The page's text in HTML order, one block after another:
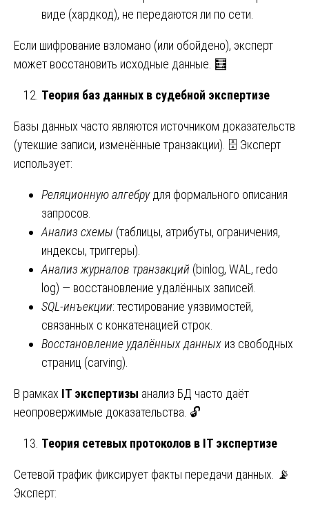
виде (хардкод), не передаются ли по сети.
Если шифрование взломано (или обойдено), эксперт
может восстановить исходные данные. 🧮
Теория баз данных в судебной экспертизе
Базы данных часто являются источником доказательств
(утекшие записи, изменённые транзакции). 🗄️ Эксперт
использует:
Реляционную алгебрудля формального описания
запросов.
Анализ схемы (таблицы, атрибуты, ограничения,
индексы, триггеры).
Анализ журналов транзакций (binlog, WAL, redo
log) — восстановление удалённых записей.
SQL-инъекции: тестирование уязвимостей,
связанных с конкатенацией строк.
Восстановление удалённых данных из свободных
страниц (carving).
В рамках IT экспертизы анализ БД часто даёт
неопровержимые доказательства. 🔓
Теория сетевых протоколов в IT экспертизе
Сетевой трафик фиксирует факты передачи данных. 📡
Эксперт: